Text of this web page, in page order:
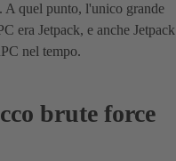
quel punto, l'unico grande
era Jetpack, e anche Jetpack
nel tempo.
brute force